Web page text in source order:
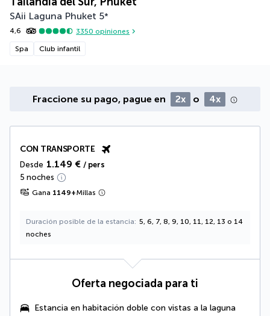
SAii Laguna Phuket 5*
4,6 3350 opiniones
Spa Club infantil
Fraccione su pago, pague en 2x o 4x
CON TRANSPORTE
Desde 1.149 € / pers
5 noches
Gana 1149+Millas
Duración posible de la estancia
5, 6, 7, 8, 9, 10, 11, 12, 13 o 14
noches
Oferta negociada para ti
Estancia en habitación doble con vistas a la laguna